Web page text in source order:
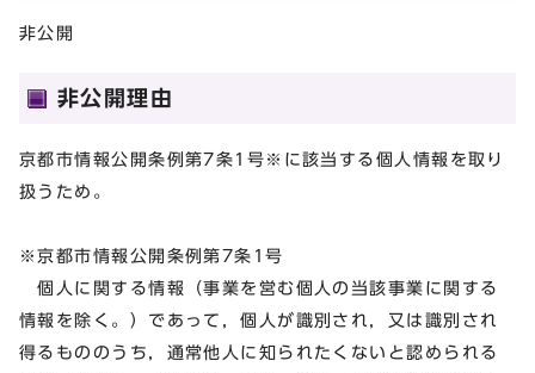
非公開
非公開理由
京都市情報公開条例第7条1号※に該当する個人情報を取り
扱うため。
※京都市情報公開条例第7条1号
個人に関する情報（事業を営む個人の当該事業に関する
情報を除く。）であって，個人が識別され，又は識別され
得るもののうち，通常他人に知られたくないと認められる